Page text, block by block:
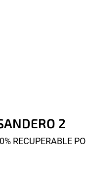
2
RECUPERABLE